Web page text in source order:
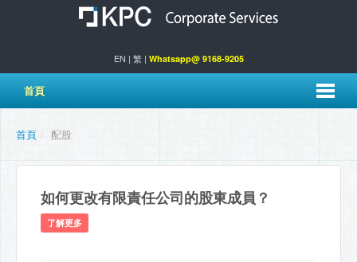
EN | 繁| Whatsapp@ 9168-9205
首頁
首頁 / 配股
如何更改有限責任公司的股東成員？
了解更多